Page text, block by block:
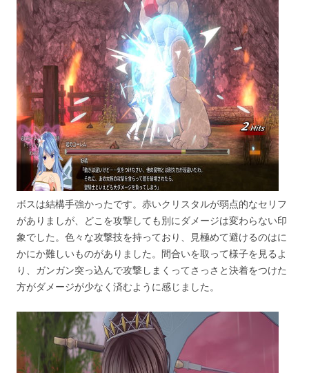
ボスは結構手強かったです。赤いクリスタルが弱点的なセリフ
がありましが、どこを攻撃しても別にダメージは変わらない印
象でした。色々な攻撃技を持っており、見極めて避けるのはに
かにか難しいものがありました。間合いを取って様子を見るよ
り、ガンガン突っ込んで攻撃しまくってさっさと決着をつけた
方がダメージが少なく済むように感じました。